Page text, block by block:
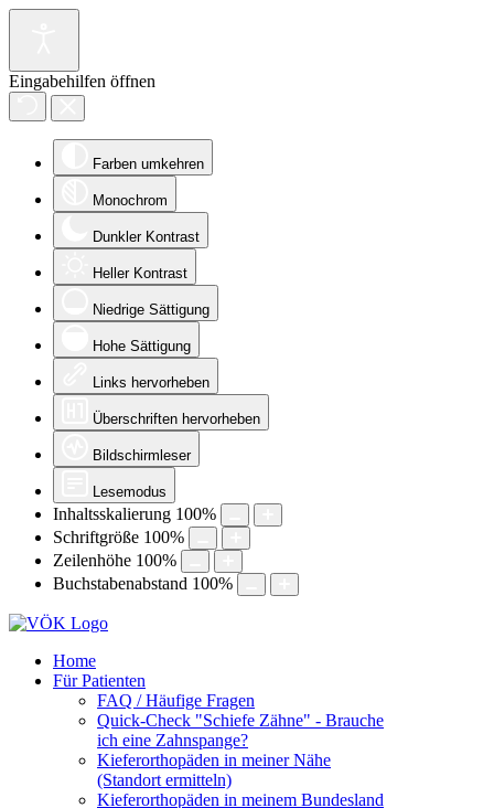
Eingabehilfen öffnen
Farben umkehren
Monochrom
Dunkler Kontrast
Heller Kontrast
Niedrige Sättigung
Hohe Sättigung
Links hervorheben
Überschriften hervorheben
Bildschirmleser
Lesemodus
Inhaltsskalierung 100%
Schriftgröße 100%
Zeilenhöhe 100%
Buchstabenabstand 100%
Home
Für Patienten
FAQ / Häufige Fragen
Quick-Check "Schiefe Zähne" - Brauche
ich eine Zahnspange?
Kieferorthopäden in meiner Nähe
(Standort ermitteln)
Kieferorthopäden in meinem Bundesland